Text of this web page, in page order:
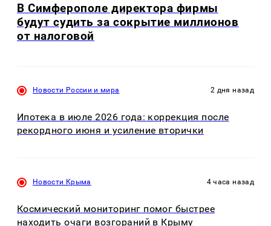
В Симферополе директора фирмы
будут судить за сокрытие миллионов
от налоговой
Новости России и мира 2 дня назад
Ипотека в июле 2026 года: коррекция после
рекордного июня и усиление вторички
Новости Крыма 4 часа назад
Космический мониторинг помог быстрее
находить очаги возгораний в Крыму